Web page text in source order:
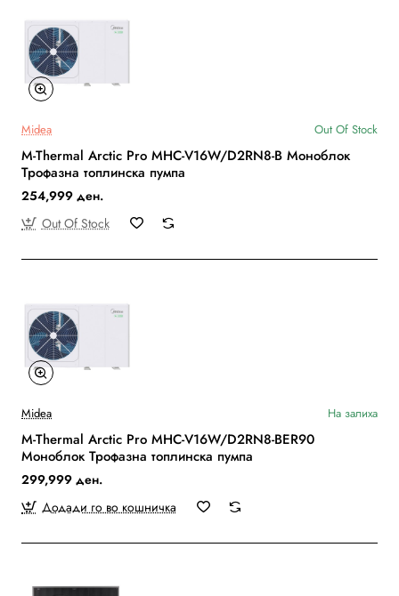
Midea Out Of Stock
M-Thermal Arctic Pro MHC-V16W/D2RN8-B Моноблок
Трофазна топлинска пумпа
254,999 ден.
Out Of Stock
Midea На залиха
M-Thermal Arctic Pro MHC-V16W/D2RN8-BER90
Моноблок Трофазна топлинска пумпа
299,999 ден.
Додади го во кошничка